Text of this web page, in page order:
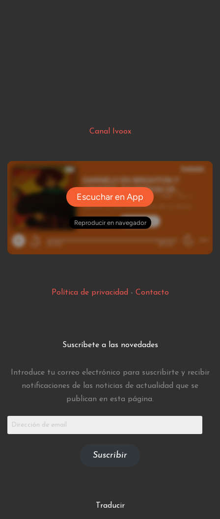
Canal Ivoox
Política de privacidad- Contacto
Suscríbete a las novedades
Introduce tu correo electrónico para suscribirte y recibir
notificaciones de las noticias de actualidad que se
publican en esta página.
Dirección
Suscribir
Traducir